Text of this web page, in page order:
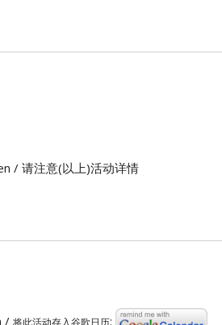
/ 请注意(以上)活动详情
/ 将此活动存入谷歌日历: